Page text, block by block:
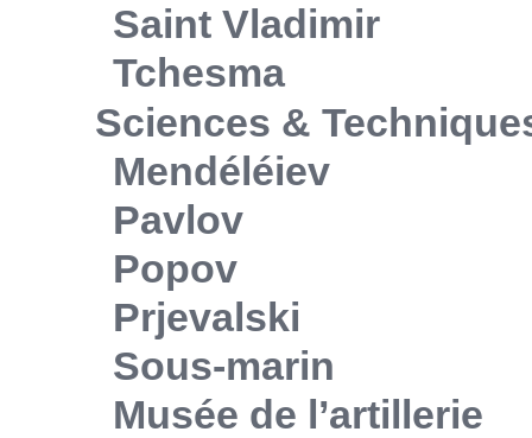
Saint Vladimir
Tchesma
Sciences &
Mendéléiev
Pavlov
Popov
Prjevalski
Sous-marin
Musée de l’artillerie